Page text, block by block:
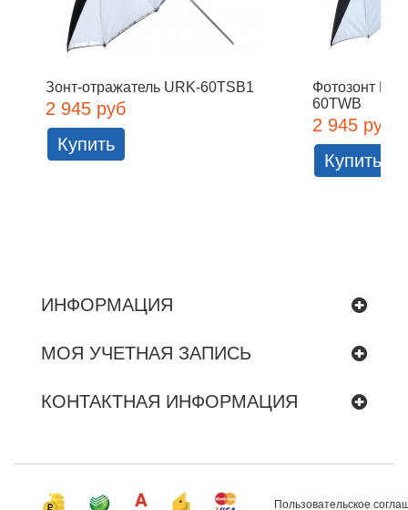
Зонт-отражатель URK-60TSB1
2 945 руб
Купить
Фотозонт
60TWB
2 945 руб
Купить
ИНФОРМАЦИЯ
МОЯ УЧЕТНАЯ ЗАПИСЬ
КОНТАКТНАЯ ИНФОРМАЦИЯ
Пользовательское